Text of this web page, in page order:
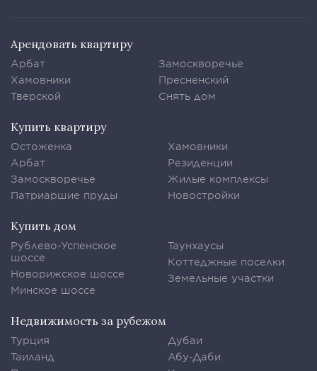
Арендовать квартиру
Арбат
Хамовники
Тверской
Замоскворечье
Пресненский
Снять дом
Купить квартиру
Остоженка
Арбат
Замоскворечье
Патриаршие пруды
Хамовники
Резиденции
Жилые комплексы
Новостройки
Купить дом
Рублево-Успенское
шоссе
Новорижское шоссе
Минское шоссе
Таунхаусы
Коттеджные поселки
Земельные участки
Недвижимость за рубежом
Турция
Таиланд
Дубаи
Абу-Даби